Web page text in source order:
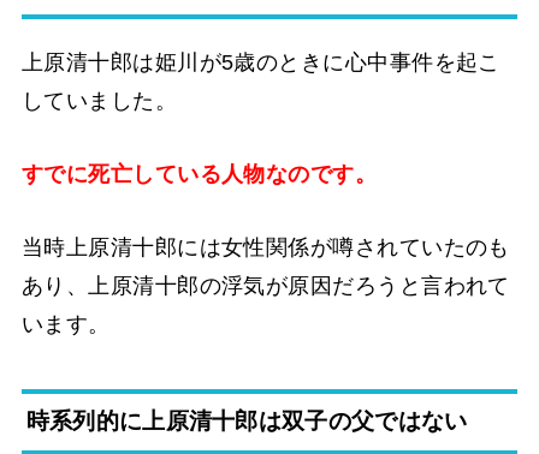
上原清十郎は姫川が5歳のときに心中事件を起こ
していました。
すでに死亡している人物なのです。
当時上原清十郎には女性関係が噂されていたのも
あり、上原清十郎の浮気が原因だろうと言われて
います。
時系列的に上原清十郎は双子の父ではない